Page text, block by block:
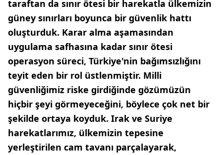
taraftan da sınır ötesi bir harekatla ülkemizin
güney sınırları boyunca bir güvenlik hattı
oluşturduk. Karar alma aşamasından
uygulama safhasına kadar sınır ötesi
operasyon süreci, Türkiye'nin bağımsızlığını
teyit eden bir rol üstlenmiştir. Milli
güvenliğimiz riske girdiğinde gözümüzün
hiçbir şeyi görmeyeceğini, böylece çok net bir
şekilde ortaya koyduk. Irak ve Suriye
harekatlarımız, ülkemizin tepesine
yerleştirilen cam tavanı parçalayarak,